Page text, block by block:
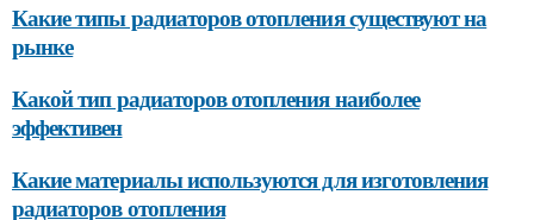
Какие типы радиаторов отопления существуют на
рынке
Какой тип радиаторов отопления наиболее
эффективен
Какие материалы используются для изготовления
радиаторов отопления